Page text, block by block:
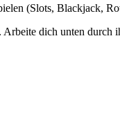
(Slots, Blackjack,
dich unten durch